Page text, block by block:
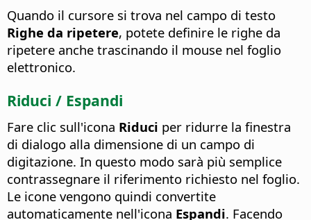
Quando il cursore si trova nel campo di testo
Righe da ripetere, potete definire le righe da
ripetere anche trascinando il mouse nel foglio
elettronico.
Riduci / Espandi
Fare clic sull'icona Riduci per ridurre la finestra
di dialogo alla dimensione di un campo di
digitazione. In questo modo sarà più semplice
contrassegnare il riferimento richiesto nel foglio.
Le icone vengono quindi convertite
automaticamente nell'icona Espandi. Facendo